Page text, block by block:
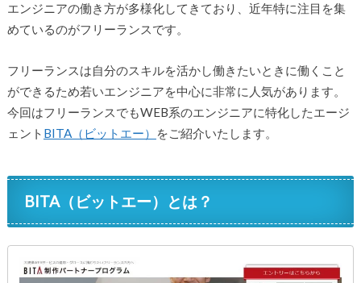
エンジニアの働き方が多様化してきており、近年特に注目を集
めているのがフリーランスです。
フリーランスは自分のスキルを活かし働きたいときに働くこと
ができるため若いエンジニアを中心に非常に人気があります。
今回はフリーランスでもWEB系のエンジニアに特化したエージ
ェント BITA（ビットエー） をご紹介いたします。
BITA（ビットエー）とは？